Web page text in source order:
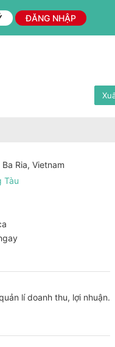
ĐĂNG NHẬP
Ria, Vietnam
Tàu
lí doanh thu, lợi nhuận.